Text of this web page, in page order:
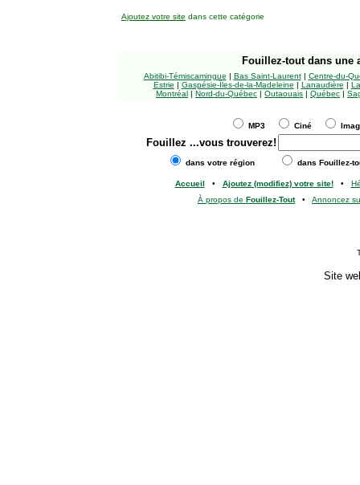
Ajoutez votre site dans cette catégorie
Fouillez-tout dans une
Abitibi-Témiscamingue | Bas Saint-Laurent| Centre-du-
Estrie | Gaspésie-Îles-de-la-Madeleine | Lanaudière |
Montréal | Nord-du-Québec | Outaouais | Québec |
MP3 Ciné
Fouillez ...vous trouverez!
dans votre région dans Fouillez-
Accueil • Ajoutez (modifiez) votre site!•
À propos de Fouillez-Tout• Annoncez
Site